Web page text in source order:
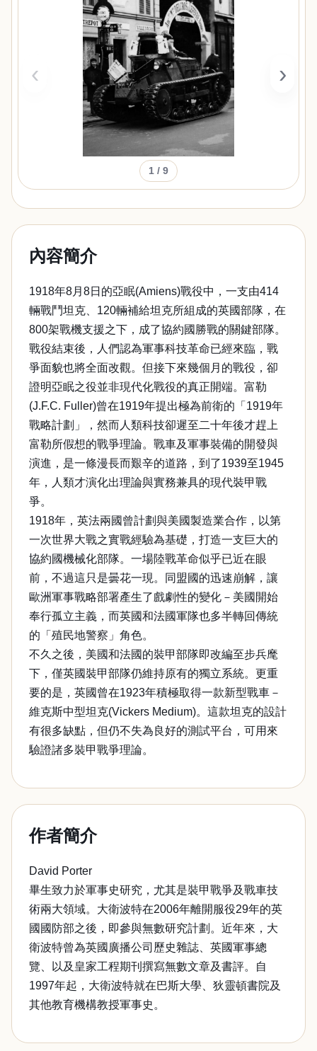
‹ ›
1 / 9
內容簡介
1918年8月8日的亞眠(Amiens)戰役中，一支由414
輛戰鬥坦克、120輛補給坦克所組成的英國部隊，在
800架戰機支援之下，成了協約國勝戰的關鍵部隊。
戰役結束後，人們認為軍事科技革命已經來臨，戰
爭面貌也將全面改觀。但接下來幾個月的戰役，卻
證明亞眠之役並非現代化戰役的真正開端。富勒
(J.F.C. Fuller)曾在1919年提出極為前衛的「1919年
戰略計劃」，然而人類科技卻遲至二十年後才趕上
富勒所假想的戰爭理論。戰車及軍事裝備的開發與
演進，是一條漫長而艱辛的道路，到了1939至1945
年，人類才演化出理論與實務兼具的現代裝甲戰
爭。
1918年，英法兩國曾計劃與美國製造業合作，以第
一次世界大戰之實戰經驗為基礎，打造一支巨大的
協約國機械化部隊。一場陸戰革命似乎已近在眼
前，不過這只是曇花一現。同盟國的迅速崩解，讓
歐洲軍事戰略部署產生了戲劇性的變化－美國開始
奉行孤立主義，而英國和法國軍隊也多半轉回傳統
的「殖民地警察」角色。
不久之後，美國和法國的裝甲部隊即改編至步兵麾
下，僅英國裝甲部隊仍維持原有的獨立系統。更重
要的是，英國曾在1923年積極取得一款新型戰車－
維克斯中型坦克(Vickers Medium)。這款坦克的設計
有很多缺點，但仍不失為良好的測試平台，可用來
驗證諸多裝甲戰爭理論。
作者簡介
David Porter
畢生致力於軍事史研究，尤其是裝甲戰爭及戰車技
術兩大領域。大衛波特在2006年離開服役29年的英
國國防部之後，即參與無數研究計劃。近年來，大
衛波特曾為英國廣播公司歷史雜誌、英國軍事總
覽、以及皇家工程期刊撰寫無數文章及書評。自
1997年起，大衛波特就在巴斯大學、狄靈頓書院及
其他教育機構教授軍事史。